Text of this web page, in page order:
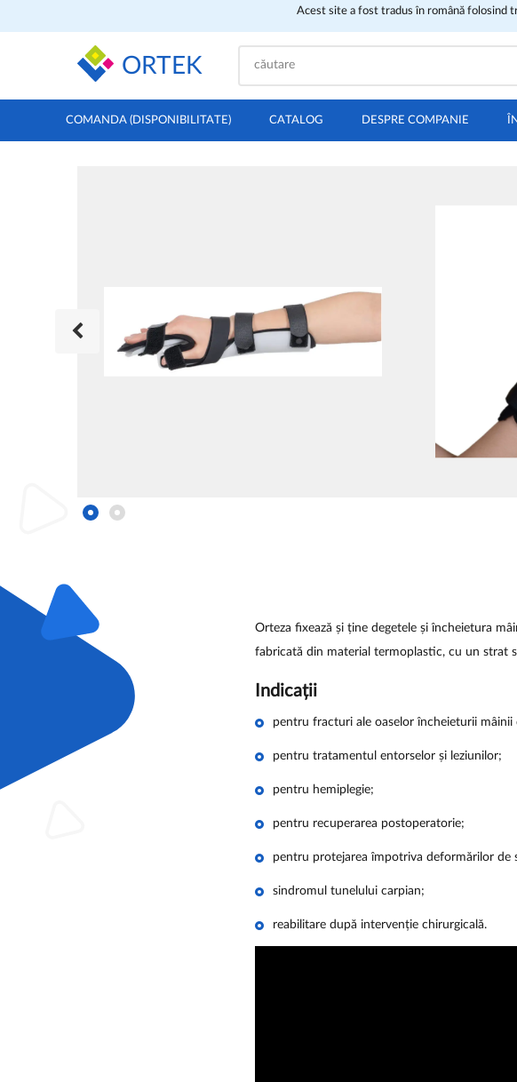
Acest site a fost tradus în română folosind
ORTEK
COMANDA (DISPONIBILITATE) CATALOG DESPRE COMPANIE
Orteza fixează și ține degetele și încheietura
fabricată din material termoplastic, cu un strat
Indicații
pentru fracturi ale oaselor încheieturii mâinii
pentru tratamentul entorselor și leziunilor;
pentru hemiplegie;
pentru recuperarea postoperatorie;
pentru protejarea împotriva deformărilor de
sindromul tunelului carpian;
reabilitare după intervenție chirurgicală.